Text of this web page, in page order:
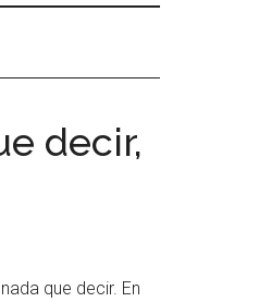
decir,
que decir. En